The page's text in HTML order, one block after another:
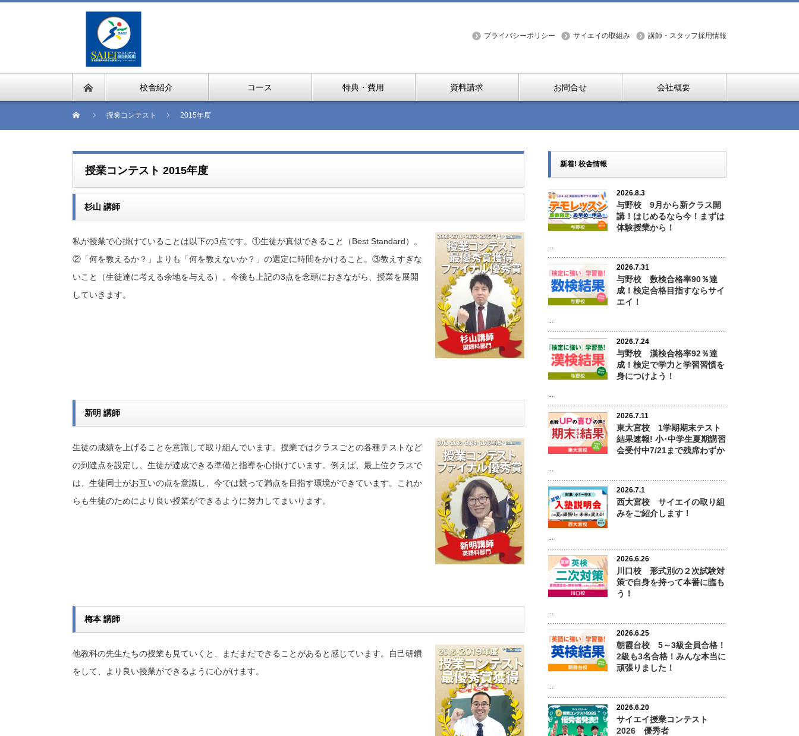
プライバシーポリシー サイエイの取組み 講師・スタッフ採用情報
校舎紹介 コース 特典・費用 資料請求 お問合せ 会社概要
授業コンテスト 2015年度
授業コンテスト 2015年度
杉山 講師
私が授業で心掛けていることは以下の3点です。①生徒が真似できること（Best Standard）。
②「何を教えるか？」よりも「何を教えないか？」の選定に時間をかけること。③教えすぎな
いこと（生徒達に考える余地を与える）。今後も上記の3点を念頭におきながら、授業を展開
していきます。
新明 講師
生徒の成績を上げることを意識して取り組んでいます。授業ではクラスごとの各種テストなど
の到達点を設定し、生徒が達成できる準備と指導を心掛けています。例えば、最上位クラスで
は、生徒同士がお互いの点を意識し、今では競って満点を目指す環境ができています。これか
らも生徒のためにより良い授業ができるように努力してまいります。
梅本 講師
他教科の先生たちの授業も見ていくと、まだまだできることがあると感じています。自己研鑽
をして、より良い授業ができるように心がけます。
新着! 校舎情報
2026.8.3
与野校 9月から新クラス開
講！はじめるなら今！まずは
体験授業から！
...
2026.7.31
与野校 数検合格率90％達
成！検定合格目指すならサイ
エイ！
...
2026.7.24
与野校 漢検合格率92％達
成！検定で学力と学習習慣を
身につけよう！
...
2026.7.11
東大宮校 1学期期末テスト
結果速報! 小･中学生夏期講習
会受付中7/21まで残席わずか
...
2026.7.1
西大宮校 サイエイの取り組
みをご紹介します！
...
2026.6.26
川口校 形式別の２次試験対
策で自身を持って本番に臨も
う！
...
2026.6.25
朝霞台校 5～3級全員合格！
2級も3名合格！みんな本当に
頑張りました！
...
2026.6.20
サイエイ授業コンテスト
2026 優秀者